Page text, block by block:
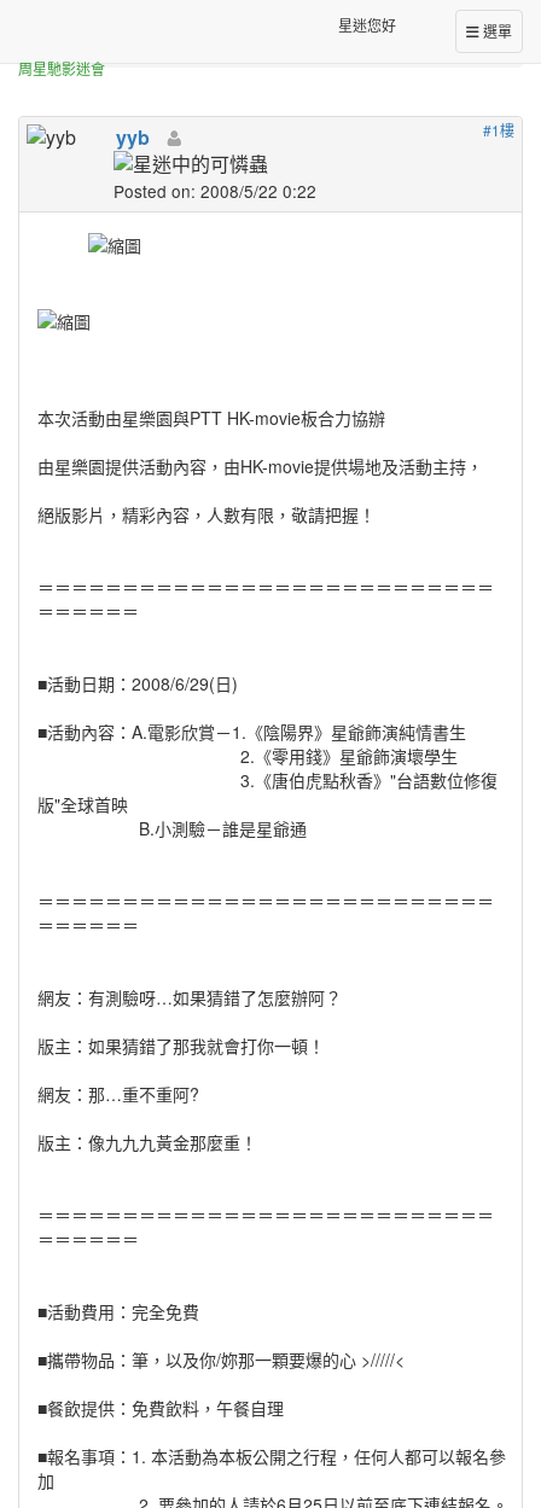
選單
星迷您好
周星馳影迷會
#1樓
yyb
Posted on: 2008/5/22 0:22
本次活動由星樂園與PTT HK-movie板合力協辦
由星樂園提供活動內容，由HK-movie提供場地及活動主持，
絕版影片，精彩內容，人數有限，敬請把握！
＝＝＝＝＝＝＝＝＝＝＝＝＝＝＝＝＝＝＝＝＝＝＝＝＝＝＝
＝＝＝＝＝＝
■活動日期：2008/6/29(日)
■活動內容：A.電影欣賞－1.《陰陽界》星爺飾演純情書生
2.《零用錢》星爺飾演壞學生
3.《唐伯虎點秋香》"台語數位修復
版"全球首映
B.小測驗－誰是星爺通
＝＝＝＝＝＝＝＝＝＝＝＝＝＝＝＝＝＝＝＝＝＝＝＝＝＝＝
＝＝＝＝＝＝
網友：有測驗呀…如果猜錯了怎麼辦阿？
版主：如果猜錯了那我就會打你一頓！
網友：那…重不重阿?
版主：像九九九黃金那麼重！
＝＝＝＝＝＝＝＝＝＝＝＝＝＝＝＝＝＝＝＝＝＝＝＝＝＝＝
＝＝＝＝＝＝
■活動費用：完全免費
■攜帶物品：筆，以及你/妳那一顆要爆的心 >/////<
■餐飲提供：免費飲料，午餐自理
■報名事項：1. 本活動為本板公開之行程，任何人都可以報名參
加